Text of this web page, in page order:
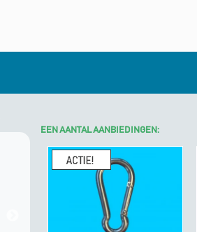
Marinusgeeft Algemene
21/07/2026 | Goede
EEN AANTAL AANBIEDINGEN: